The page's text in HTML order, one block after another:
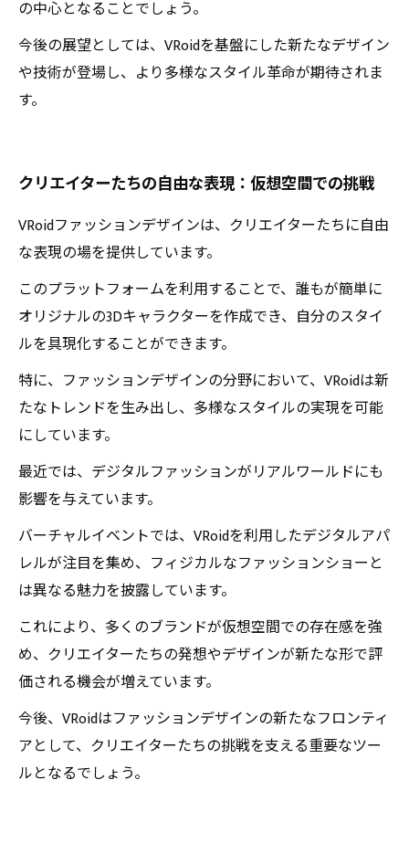
の中心となることでしょう。
今後の展望としては、VRoidを基盤にした新たなデザイン
や技術が登場し、より多様なスタイル革命が期待されま
す。
クリエイターたちの自由な表現：仮想空間での挑戦
VRoidファッションデザインは、クリエイターたちに自由
な表現の場を提供しています。
このプラットフォームを利用することで、誰もが簡単に
オリジナルの3Dキャラクターを作成でき、自分のスタイ
ルを具現化することができます。
特に、ファッションデザインの分野において、VRoidは新
たなトレンドを生み出し、多様なスタイルの実現を可能
にしています。
最近では、デジタルファッションがリアルワールドにも
影響を与えています。
バーチャルイベントでは、VRoidを利用したデジタルアパ
レルが注目を集め、フィジカルなファッションショーと
は異なる魅力を披露しています。
これにより、多くのブランドが仮想空間での存在感を強
め、クリエイターたちの発想やデザインが新たな形で評
価される機会が増えています。
今後、VRoidはファッションデザインの新たなフロンティ
アとして、クリエイターたちの挑戦を支える重要なツー
ルとなるでしょう。